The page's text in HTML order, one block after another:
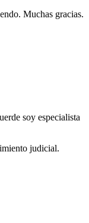
Muchas gracias.
soy especialista
judicial.